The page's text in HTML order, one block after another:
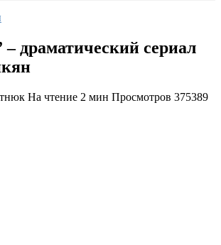
драматический сериал
На чтение 2 мин Просмотров 375389